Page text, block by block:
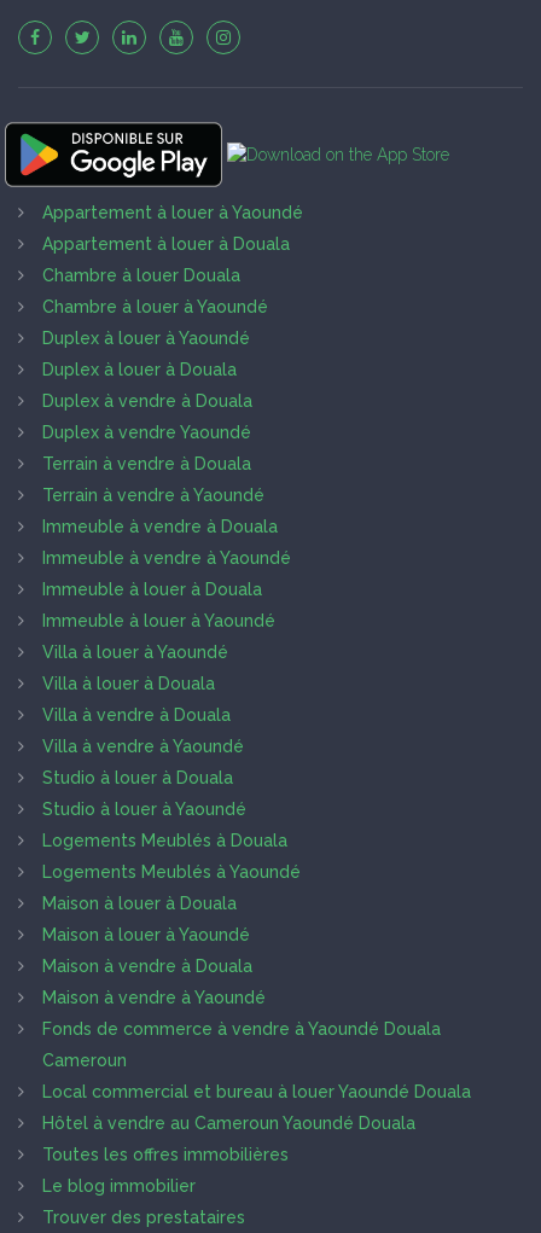
Appartement à louer à Yaoundé
Appartement à louer à Douala
Chambre à louer Douala
Chambre à louer à Yaoundé
Duplex à louer à Yaoundé
Duplex à louer à Douala
Duplex à vendre à Douala
Duplex à vendre Yaoundé
Terrain à vendre à Douala
Terrain à vendre à Yaoundé
Immeuble à vendre à Douala
Immeuble à vendre à Yaoundé
Immeuble à louer à Douala
Immeuble à louer à Yaoundé
Villa à louer à Yaoundé
Villa à louer à Douala
Villa à vendre à Douala
Villa à vendre à Yaoundé
Studio à louer à Douala
Studio à louer à Yaoundé
Logements Meublés à Douala
Logements Meublés à Yaoundé
Maison à louer à Douala
Maison à louer à Yaoundé
Maison à vendre à Douala
Maison à vendre à Yaoundé
Fonds de commerce à vendre à Yaoundé Douala
Cameroun
Local commercial et bureau à louer Yaoundé Douala
Hôtel à vendre au Cameroun Yaoundé Douala
Toutes les offres immobilières
Le blog immobilier
Trouver des prestataires